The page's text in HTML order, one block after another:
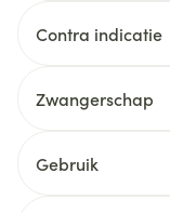
Contra indicatie
Zwangerschap
Gebruik